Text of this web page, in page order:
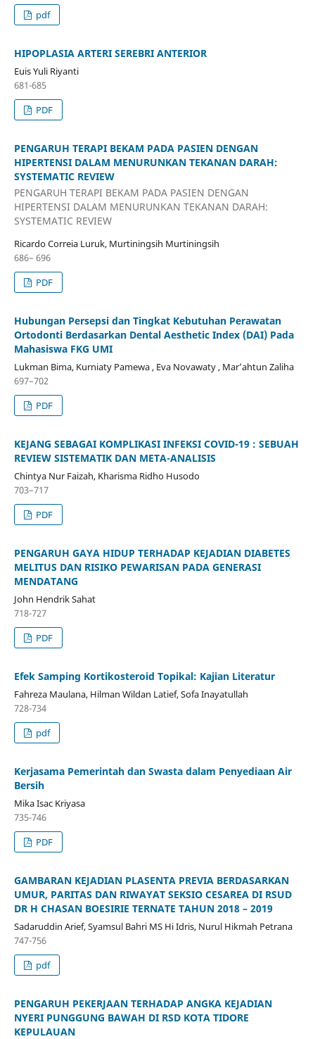
pdf
HIPOPLASIA ARTERI SEREBRI ANTERIOR
Euis Yuli Riyanti
681-685
PDF
PENGARUH TERAPI BEKAM PADA PASIEN DENGAN
HIPERTENSI DALAM MENURUNKAN TEKANAN DARAH:
SYSTEMATIC REVIEW
PENGARUH TERAPI BEKAM PADA PASIEN DENGAN
HIPERTENSI DALAM MENURUNKAN TEKANAN DARAH:
SYSTEMATIC REVIEW
Ricardo Correia Luruk, Murtiningsih Murtiningsih
686– 696
PDF
Hubungan Persepsi dan Tingkat Kebutuhan Perawatan
Ortodonti Berdasarkan Dental Aesthetic Index (DAI) Pada
Mahasiswa FKG UMI
Lukman Bima, Kurniaty Pamewa , Eva Novawaty , Mar’ahtun Zaliha
697–702
PDF
KEJANG SEBAGAI KOMPLIKASI INFEKSI COVID-19 : SEBUAH
REVIEW SISTEMATIK DAN META-ANALISIS
Chintya Nur Faizah, Kharisma Ridho Husodo
703–717
PDF
PENGARUH GAYA HIDUP TERHADAP KEJADIAN DIABETES
MELITUS DAN RISIKO PEWARISAN PADA GENERASI
MENDATANG
John Hendrik Sahat
718-727
PDF
Efek Samping Kortikosteroid Topikal: Kajian Literatur
Fahreza Maulana, Hilman Wildan Latief, Sofa Inayatullah
728-734
pdf
Kerjasama Pemerintah dan Swasta dalam Penyediaan Air
Bersih
Mika Isac Kriyasa
735-746
PDF
GAMBARAN KEJADIAN PLASENTA PREVIA BERDASARKAN
UMUR, PARITAS DAN RIWAYAT SEKSIO CESAREA DI RSUD
DR H CHASAN BOESIRIE TERNATE TAHUN 2018 – 2019
Sadaruddin Arief, Syamsul Bahri MS Hi Idris, Nurul Hikmah Petrana
747-756
pdf
PENGARUH PEKERJAAN TERHADAP ANGKA KEJADIAN
NYERI PUNGGUNG BAWAH DI RSD KOTA TIDORE
KEPULAUAN